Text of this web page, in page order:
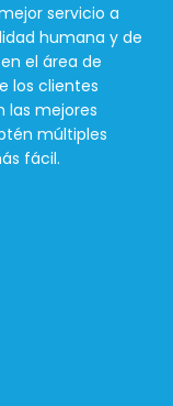
servicio a
humana y de
el área de
los clientes
las mejores
múltiples
fácil.